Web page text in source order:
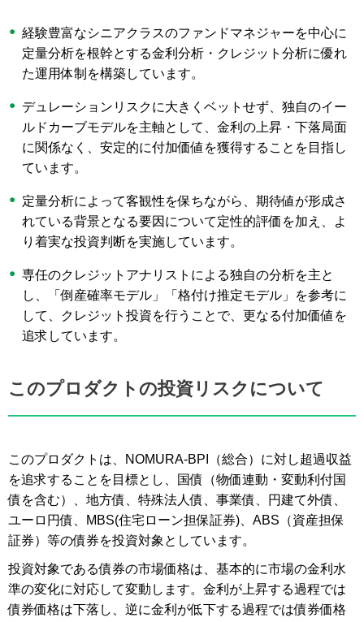
経験豊富なシニアクラスのファンドマネジャーを中心に
定量分析を根幹とする金利分析・クレジット分析に優れ
た運用体制を構築しています。
デュレーションリスクに大きくベットせず、独自のイー
ルドカーブモデルを主軸として、金利の上昇・下落局面
に関係なく、安定的に付加価値を獲得することを目指し
ています。
定量分析によって客観性を保ちながら、期待値が形成さ
れている背景となる要因について定性的評価を加え、よ
り着実な投資判断を実施しています。
専任のクレジットアナリストによる独自の分析を主と
し、「倒産確率モデル」「格付け推定モデル」を参考に
して、クレジット投資を行うことで、更なる付加価値を
追求しています。
このプロダクトの投資リスクについて
このプロダクトは、NOMURA-BPI（総合）に対し超過収益
を追求することを目標とし、国債（物価連動・変動利付国
債を含む）、地方債、特殊法人債、事業債、円建て外債、
ユーロ円債、MBS(住宅ローン担保証券)、ABS（資産担保
証券）等の債券を投資対象としています。
投資対象である債券の市場価格は、基本的に市場の金利水
準の変化に対応して変動します。金利が上昇する過程では
債券価格は下落し、逆に金利が低下する過程では債券価格